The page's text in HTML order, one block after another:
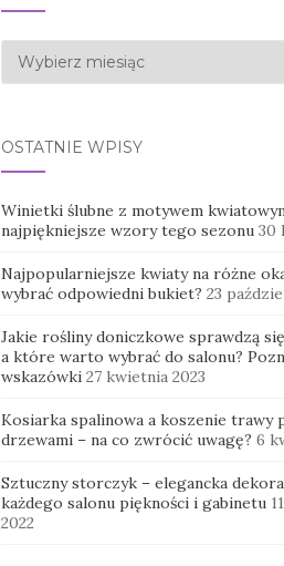
Archiwa
OSTATNIE WPISY
Winietki ślubne z motywem
najpiękniejsze wzory tego sezonu 30
Najpopularniejsze kwiaty na różne
wybrać odpowiedni bukiet? 23
Jakie rośliny doniczkowe sprawdzą
a które warto wybrać do salonu?
wskazówki 27 kwietnia 2023
Kosiarka spalinowa a koszenie trawy
drzewami – na co zwrócić uwagę? 6
Sztuczny storczyk – elegancka
każdego salonu piękności i gabinetu
2022